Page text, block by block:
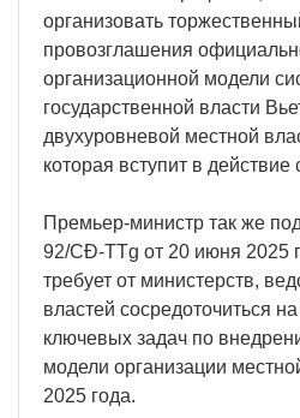
организовать
провозглашения
организационной модели
государственной власти
двухуровневой местной
которая вступит в
Премьер-министр так же
92/CĐ-TTg от 20 июня 2025
требует от министерств,
властей сосредоточиться
ключевых задач по
модели организации
2025 года.